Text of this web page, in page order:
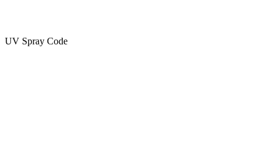
UV Spray Code